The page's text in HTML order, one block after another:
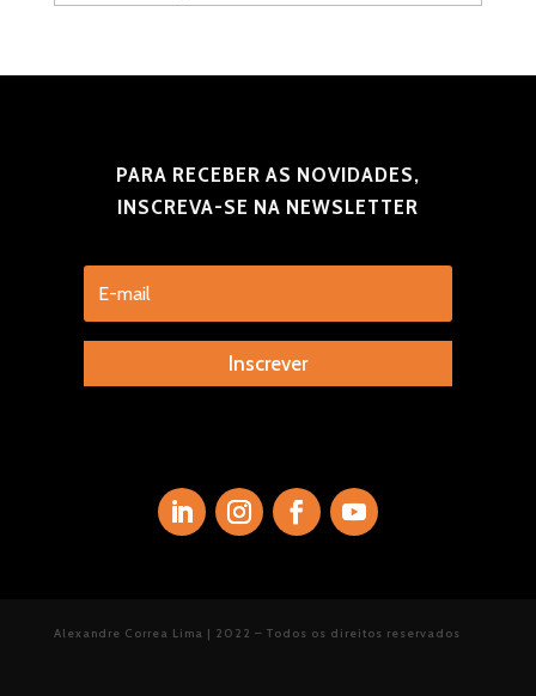
PARA RECEBER AS NOVIDADES,
INSCREVA-SE NA NEWSLETTER
Inscrever
Alexandre Correa Lima | 2022 – Todos os direitos reservados